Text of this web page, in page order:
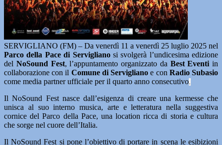
SERVIGLIANO (FM) – Da venerdì 11 a venerdì 25 luglio 2025 nel
Parco della Pace di Serviglianosi svolgerà l’undicesima edizione
del NoSound Fest, l’appuntamento organizzato da Best Eventi in
collaborazione con il Comune di Servigliano e con Radio Subasio
come media partner ufficiale per il quarto anno consecutivo.
Il NoSound Fest nasce dall’esigenza di creare una kermesse che
unisca al suo interno musica, arte e letteratura nella suggestiva
cornice del Parco della Pace, una location ricca di storia e cultura
che sorge nel cuore dell’Italia.
Il NoSound Fest si pone l’obiettivo di portare in scena le esibizioni